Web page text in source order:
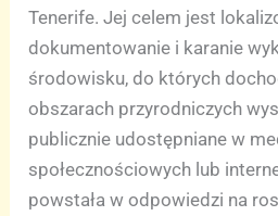
Tenerife. Jej celem jest
dokumentowanie i karanie
środowisku, do których
obszarach przyrodniczych
publicznie udostępniane w
społecznościowych lub
powstała w odpowiedzi na